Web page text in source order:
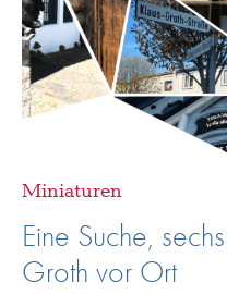
Miniaturen
Eine Suche,
Groth vor Ort